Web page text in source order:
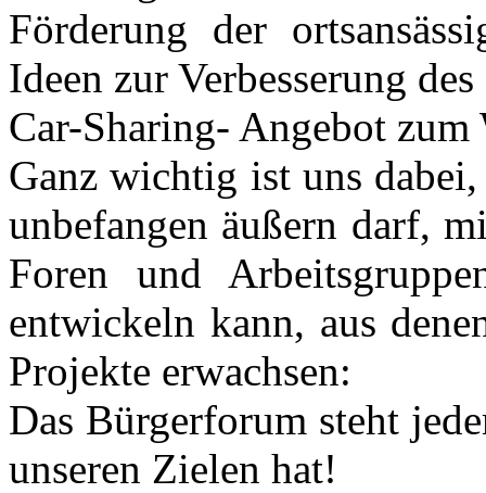
Förderung der
Ideen zur Verbesserung
Car-Sharing- Angebot
Ganz wichtig ist uns
unbefangen äußern darf,
Foren und
entwickeln kann, aus
Projekte erwachsen:
Das Bürgerforum steht
unseren Zielen hat!